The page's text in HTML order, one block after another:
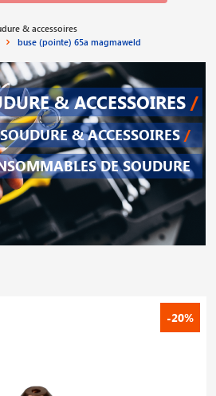
& accessoires
buse (pointe) 65a magmaweld
& ACCESSOIRES /
SOUDURE & ACCESSOIRES /
DE SOUDURE
-20%